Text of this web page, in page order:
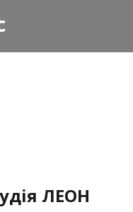
ЛЕОН